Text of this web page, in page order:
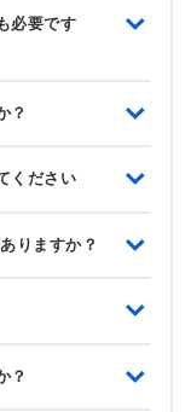
必要です
？
ください
りますか？
？